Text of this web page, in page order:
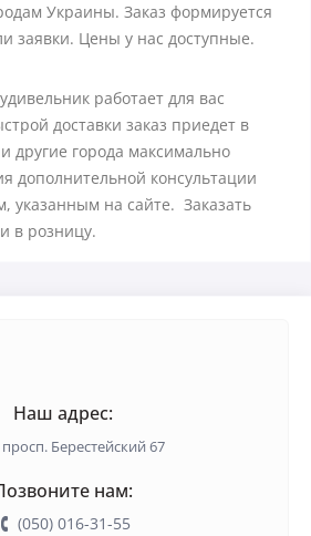
Украины. Заказ формируется
заявки. Цены у нас доступные.
работает для вас
доставки заказ приедет в
другие города максимально
дополнительной консультации
указанным на сайте. Заказать
в розницу.
Наш адрес:
Берестейский 67
нам:
(050) 016-31-55